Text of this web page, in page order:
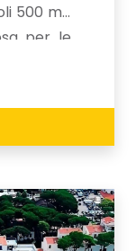
500 mt.
per le
termale
nei
grasse,
flora
proprio